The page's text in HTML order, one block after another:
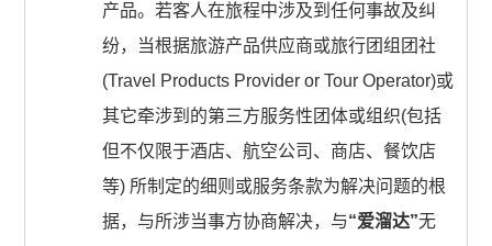
产品。若客人在旅程中涉及到任何事故及纠
纷，当根据旅游产品供应商或旅行团组团社
(Travel Products Provider or Tour Operator)或
其它牵涉到的第三方服务性团体或组织(包括
但不仅限于酒店、航空公司、商店、餐饮店
等) 所制定的细则或服务条款为解决问题的根
据，与所涉当事方协商解决，与“爱溜达”无